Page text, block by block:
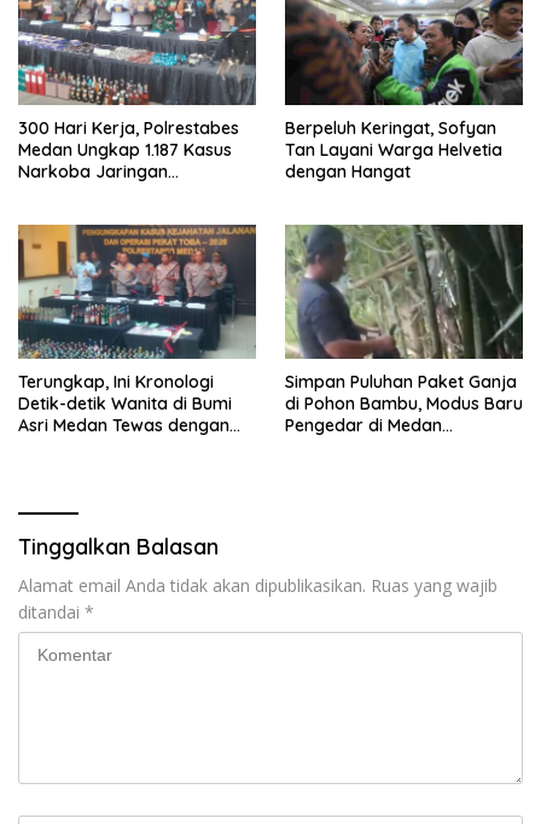
300 Hari Kerja, Polrestabes
Medan Ungkap 1.187 Kasus
Narkoba Jaringan
Berpeluh Keringat, Sofyan
Tan Layani Warga Helvetia
dengan Hangat
Terungkap, Ini Kronologi
Detik-detik Wanita di Bumi
Asri Medan Tewas dengan
Simpan Puluhan Paket Ganja
di Pohon Bambu, Modus Baru
Pengedar di Medan
Tinggalkan Balasan
Alamat email Anda tidak akan dipublikasikan. Ruas yang wajib
ditandai *